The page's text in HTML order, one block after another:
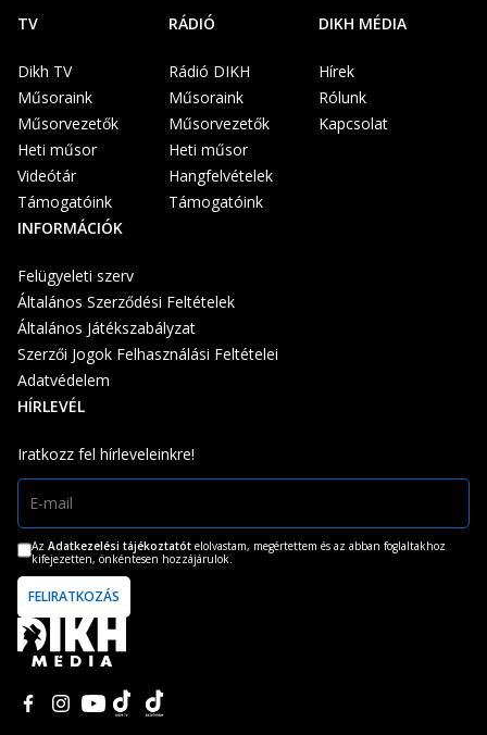
TV
Dikh TV
Műsoraink
Műsorvezetők
Heti műsor
Videótár
Támogatóink
RÁDIÓ
Rádió DIKH
Műsoraink
Műsorvezetők
Heti műsor
Hangfelvételek
Támogatóink
DIKH MÉDIA
Hírek
Rólunk
Kapcsolat
INFORMÁCIÓK
Felügyeleti szerv
Általános Szerződési Feltételek
Általános Játékszabályzat
Szerzői Jogok Felhasználási Feltételei
Adatvédelem
HÍRLEVÉL
Iratkozz fel hírleveleinkre!
Az Adatkezelési tájékoztatót elolvastam, megértettem és az abban foglaltakhoz
kifejezetten, önkéntesen hozzájárulok.